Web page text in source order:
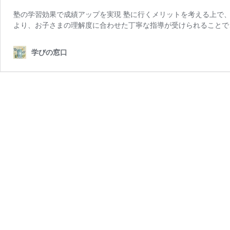
塾の学習効果で成績アップを実現 塾に行くメリットを考える上
より、お子さまの理解度に合わせた丁寧な指導が受けられること
学びの窓口